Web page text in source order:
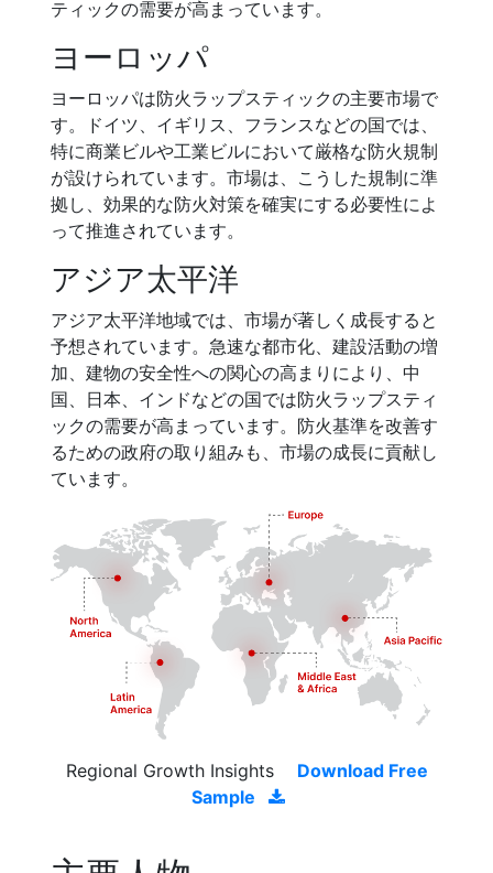
ティックの需要が高まっています。
ヨーロッパ
ヨーロッパは防火ラップスティックの主要市場で
す。ドイツ、イギリス、フランスなどの国では、
特に商業ビルや工業ビルにおいて厳格な防火規制
が設けられています。市場は、こうした規制に準
拠し、効果的な防火対策を確実にする必要性によ
って推進されています。
アジア太平洋
アジア太平洋地域では、市場が著しく成長すると
予想されています。急速な都市化、建設活動の増
加、建物の安全性への関心の高まりにより、中
国、日本、インドなどの国では防火ラップスティ
ックの需要が高まっています。防火基準を改善す
るための政府の取り組みも、市場の成長に貢献し
ています。
Regional Growth Insights
Download Free
Sample